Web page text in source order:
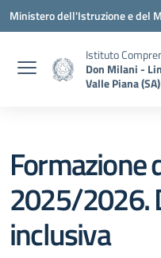
Vai ai contenuti
Vai al menu di navigazione
Vai al footer
Ministero dell'Istruzione e del
Istituto
Don Milani -
Valle Piana (SA)
Formazione
2025/2026.
inclusiva